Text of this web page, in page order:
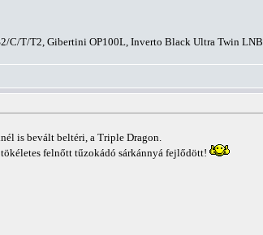
C/T/T2, Gibertini OP100L, Inverto Black Ultra Twin
is bevált beltéri, a Triple Dragon.
felnőtt tűzokádó sárkánnyá fejlődött!